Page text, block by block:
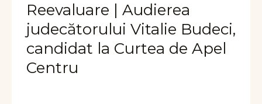
Reevaluare | Audierea
judecătorului Vitalie Budeci,
candidat la Curtea de Apel
Centru